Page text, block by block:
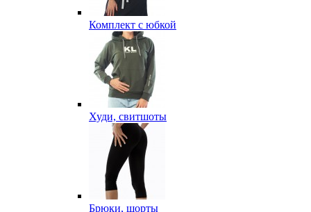
Комплект с юбкой
Худи, свитшоты
Брюки, шорты